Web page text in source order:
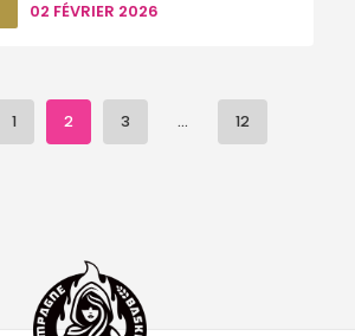
02 FÉVRIER 2026
1 2 3 ... 12